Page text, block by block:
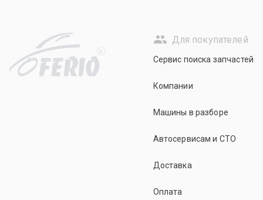
R
Для покупателей
Сервис поиска запчастей
Компании
Машины в разборе
Автосервисам и СТО
Доставка
Оплата